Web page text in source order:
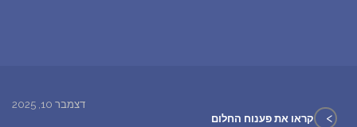
דצמבר 10, 2025
> קראו את פענוח החלום